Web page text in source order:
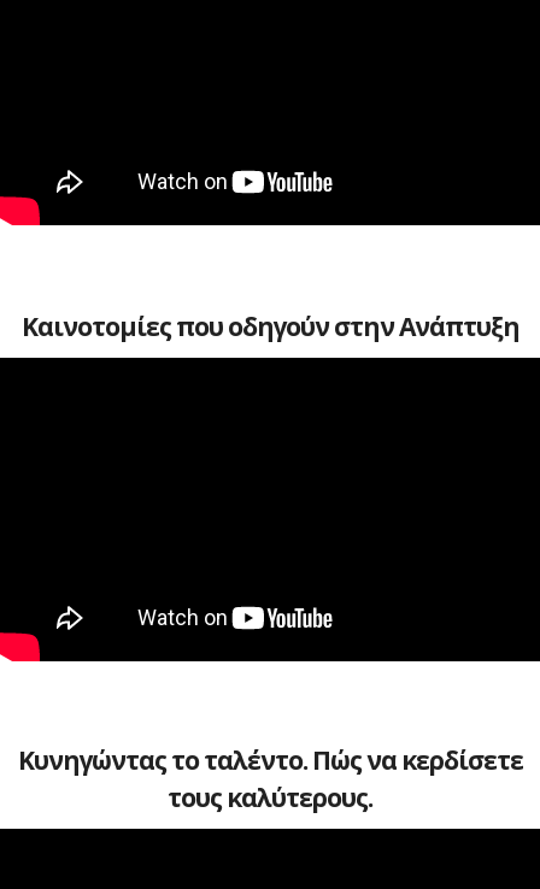
Καινοτομίες που οδηγούν στην Ανάπτυξη
Κυνηγώντας το ταλέντο. Πώς να κερδίσετε
τους καλύτερους.